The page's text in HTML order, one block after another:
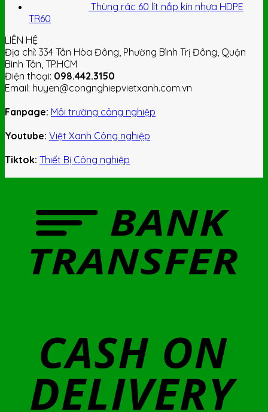
Thùng rác 60 lít nắp kín nhựa HDPE
TR60
LIÊN HỆ
Địa chỉ: 334 Tân Hòa Đông, Phường Bình Trị Đông, Quận
Bình Tân, TP.HCM
Điện thoại: 098.442.3150
Email: huyen@congnghiepvietxanh.com.vn
Fanpage: Môi trường công nghiệp
Youtube: Việt Xanh Công nghiệp
Tiktok: Thiết Bị Công nghiệp